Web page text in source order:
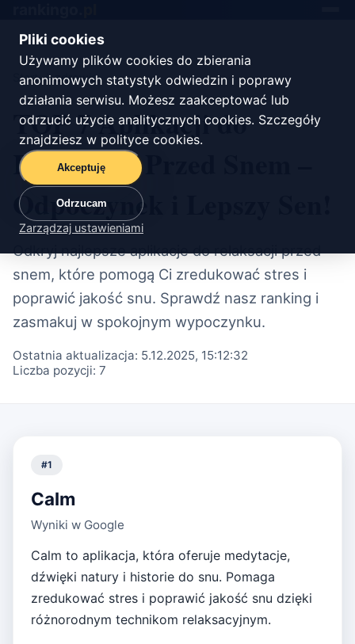
Pliki cookies
Używamy plików cookies do zbierania
anonimowych statystyk odwiedzin i poprawy
działania serwisu. Możesz zaakceptować lub
odrzucić użycie analitycznych cookies. Szczegóły
znajdziesz w polityce cookies.
Akceptuję
Odrzucam
Zarządzaj ustawieniami
Start/zdrowie
TOP 7 Aplikacji do
Relaksacji Przed Snem –
Odpoczynek i Lepszy Sen!
Odkryj najlepsze aplikacje do relaksacji przed
snem, które pomogą Ci zredukować stres i
poprawić jakość snu. Sprawdź nasz ranking i
zasmakuj w spokojnym wypoczynku.
Ostatnia aktualizacja: 5.12.2025, 15:12:32
Liczba pozycji: 7
#1
Calm
Wyniki w Google
Calm to aplikacja, która oferuje medytacje,
dźwięki natury i historie do snu. Pomaga
zredukować stres i poprawić jakość snu dzięki
różnorodnym technikom relaksacyjnym.